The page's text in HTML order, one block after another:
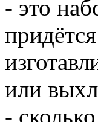
- это
или
-